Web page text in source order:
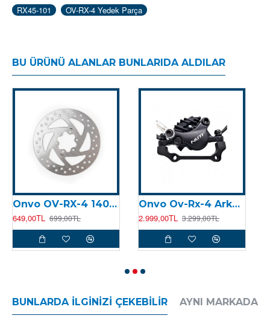
RX45-101
OV-RX-4 Yedek Parça
BU ÜRÜNÜ ALANLAR BUNLARIDA ALDILAR
Onvo OV-RX-4 140 MM Fren Diski
649,00TL 699,00TL
Onvo Ov-Rx-4 Arka Fren Kaliperi NUTT
2.999,00TL 3.299,00TL
BUNLARDA İLGINIZI ÇEKEBILIR AYNI MARKADAN